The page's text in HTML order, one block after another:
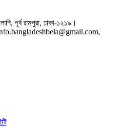
পূর্ব রামপুরা, ঢাকা-১২১৯।